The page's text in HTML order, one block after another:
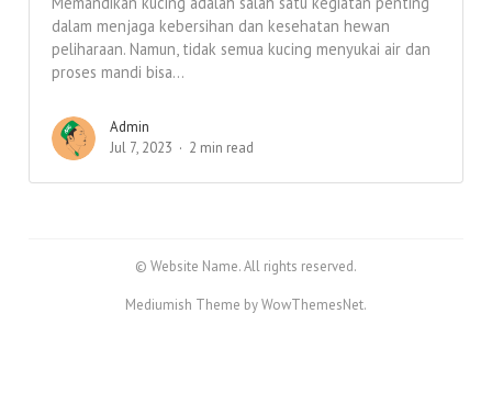
dalam menjaga kebersihan dan kesehatan hewan
peliharaan. Namun, tidak semua kucing menyukai air dan
proses mandi bisa...
Admin
Jul 7, 2023
2 min read
© Website Name. All rights reserved.
Mediumish Theme by WowThemesNet.